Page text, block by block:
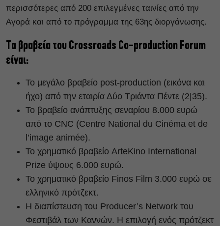
περισσότερες από 200 επιλεγμένες ταινίες από την
Αγορά και από το πρόγραμμα της 63ης διοργάνωσης.
Tα βραβεία του Crossroads Co-production Forum
είναι:
Το μεγάλο βραβείο post-production (εικόνα και
ήχο) από την εταιρία Δύο Τριάντα Πέντε (2|35).
Το βραβείο ανάπτυξης σεναρίου 8.000 ευρώ
από το CNC (Centre National du Cinéma et de
l’image animée).
Το χρηματικό βραβείο ArteKino International
Prize ύψους 6.000 ευρώ.
Το χρηματικό βραβείο Finos Film 3.000 ευρώ σε
ελληνικό πρότζεκτ.
Η διαπίστευση του Producer’s Network του
Φεστιβάλ των Καννών. Η επιλογή ενός πρότζεκτ